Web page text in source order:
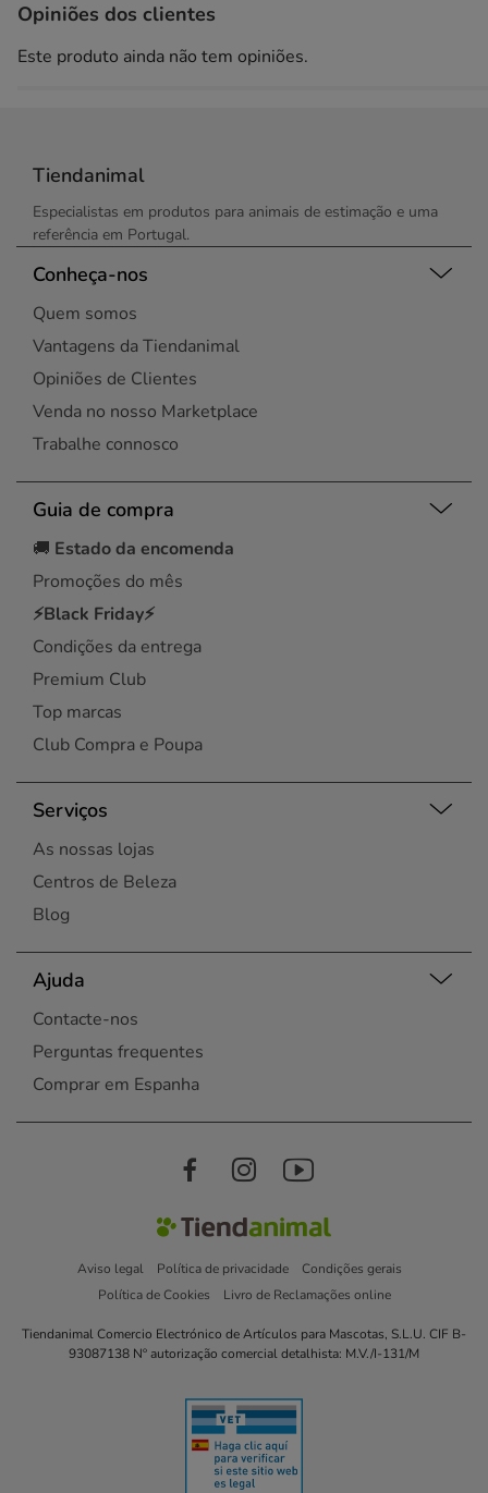
Opiniões dos clientes
Este produto ainda não tem opiniões.
Tiendanimal
Especialistas em produtos para animais de estimação e uma
referência em Portugal.
Conheça-nos
Quem somos
Vantagens da Tiendanimal
Opiniões de Clientes
Venda no nosso Marketplace
Trabalhe connosco
Guia de compra
🚚 Estado da encomenda
Promoções do mês
⚡Black Friday⚡
Condições da entrega
Premium Club
Top marcas
Club Compra e Poupa
Serviços
As nossas lojas
Centros de Beleza
Blog
Ajuda
Contacte-nos
Perguntas frequentes
Comprar em Espanha
Aviso legal Política de privacidade
Condições gerais
Política de Cookies
Livro de Reclamações online
Tiendanimal Comercio Electrónico de Artículos para Mascotas, S.L.U. CIF B-
93087138 Nº autorização comercial detalhista: M.V./I-131/M